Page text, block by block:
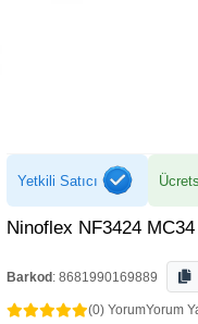
Yetkili Satıcı
Ninoflex NF3424
Barkod : 8681990169889
(0) YorumYorum